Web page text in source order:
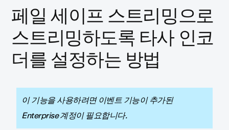
페일 세이프 스트리밍으로
스트리밍하도록 타사 인코
더를 설정하는 방법
이 기능을 사용하려면 이벤트 기능이 추가된
Enterprise 계정이 필요합니다.